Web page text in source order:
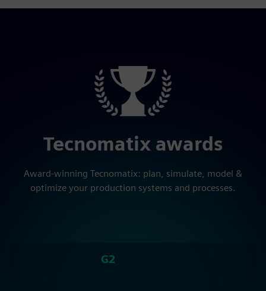
Tecnomatix awards
Award-winning Tecnomatix: plan, simulate, model &
optimize your production systems and processes.
G2